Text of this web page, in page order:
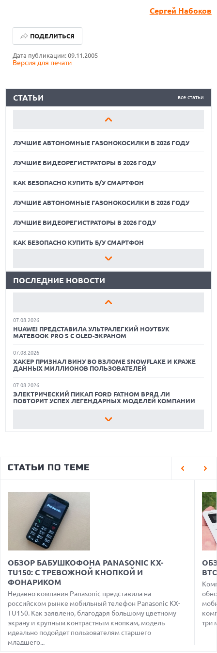
Сергей Набоков
Дата публикации: 09.11.2005
Версия для печати
ПОДЕЛИТЬСЯ
все статьи
СТАТЬИ
ЛУЧШИЕ ВИДЕОРЕГИСТРАТОРЫ В 2026 ГОДУ
КАК БЕЗОПАСНО КУПИТЬ Б/У СМАРТФОН
КАК БЕЗОПАСНО КУПИТЬ Б/У СМАРТФОН
ЛУЧШИЕ АВТОНОМНЫЕ ГАЗОНОКОСИЛКИ В 2026 ГОДУ
ЛУЧШИЕ ВИДЕОРЕГИСТРАТОРЫ В 2026 ГОДУ
КАК БЕЗОПАСНО КУПИТЬ Б/У СМАРТФОН
ЛУЧШИЕ АВТОНОМНЫЕ ГАЗОНОКОСИЛКИ В 2026 ГОДУ
ЛУЧШИЕ ВИДЕОРЕГИСТРАТОРЫ В 2026 ГОДУ
КАК БЕЗОПАСНО КУПИТЬ Б/У СМАРТФОН
ЛУЧШИЕ АВТОНОМНЫЕ ГАЗОНОКОСИЛКИ В 2026 ГОДУ
ЛУЧШИЕ ВИДЕОРЕГИСТРАТОРЫ В 2026 ГОДУ
КАК БЕЗОПАСНО КУПИТЬ Б/У СМАРТФОН
ЛУЧШИЕ АВТОНОМНЫЕ ГАЗОНОКОСИЛКИ В 2026 ГОДУ
КАК БЕЗОПАСНО КУПИТЬ Б/У СМАРТФОН
ПОСЛЕДНИЕ НОВОСТИ
07.08.2026
НА КЕЙСЕ ДЛЯ УПРАВЛЕНИЯ МУЗЫКОЙ
КАМЕРЫ В СМАРТФОНАХ PIXEL 11 PRO
07.08.2026
HUAWEI ПРЕДСТАВИЛА УЛЬТРАЛЕГКИЙ НОУТБУК
MATEBOOK PRO S С OLED-ЭКРАНОМ
07.08.2026
ХАКЕР ПРИЗНАЛ ВИНУ ВО ВЗЛОМЕ SNOWFLAKE И КРАЖЕ
ДАННЫХ МИЛЛИОНОВ ПОЛЬЗОВАТЕЛЕЙ
07.08.2026
ЭЛЕКТРИЧЕСКИЙ ПИКАП FORD FATHOM ВРЯД ЛИ
ПОВТОРИТ УСПЕХ ЛЕГЕНДАРНЫХ МОДЕЛЕЙ КОМПАНИИ
БАТАРЕЕЙ И ВСТРОЕННЫМ ВЕНТИЛЯТОРОМ
ГЛОБАЛЬНЫЙ СПАД РЫНКА ПЛАНШЕТОВ В 2026 ГОДУ И
НЕОЖИДАННЫЙ РОСТ LENOVO
07.08.2026
УТОЧНЕНЫ РАЗМЕРЫ ЭКРАНОВ ЮБИЛЕЙНЫХ
СМАРТФОНОВ APPLE IPHONE 20
07.08.2026
ПОДДЕРЖКОЙ СЕТЕЙ 4G И ТЕХНОЛОГИЕЙ VOLTE
07.08.2026
НА КЕЙСЕ ДЛЯ УПРАВЛЕНИЯ МУЗЫКОЙ
07.08.2026
GOOGLE ПЕРЕИМЕНОВЫВАЕТ ФУНКЦИЮ ПОДСВЕТКИ
КАМЕРЫ В СМАРТФОНАХ PIXEL 11 PRO
07.08.2026
СТАТЬИ ПО ТЕМЕ
ОБЗОР БАБУШКОФОНА PANASONIC KX-
TU150: С ТРЕВОЖНОЙ КНОПКОЙ И
ФОНАРИКОМ
Недавно компания Panasonic представила на
российском рынке мобильный телефон Panasonic KX-
TU150. Как заявлено, благодаря большому цветному
экрану и крупным контрастным кнопкам, модель
идеально подойдет пользователям старшего
младшего...
три